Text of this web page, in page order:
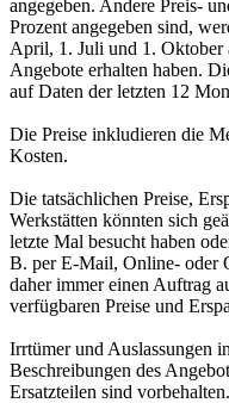
angegeben. Andere Preis-
Prozent angegeben sind,
April, 1. Juli und 1. Oktober
Angebote erhalten haben.
auf Daten der letzten 12
Die Preise inkludieren die
Kosten.
Die tatsächlichen Preise,
Werkstätten könnten sich
letzte Mal besucht haben
B. per E-Mail, Online- oder
daher immer einen Auftrag
verfügbaren Preise und
Irrtümer und Auslassungen
Beschreibungen des
Ersatzteilen sind vorbehalten.